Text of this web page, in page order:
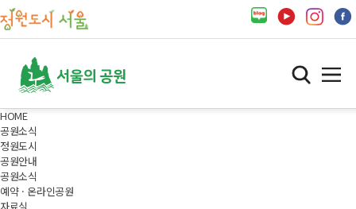
HOME
공원소식
정원도시
공원안내
공원소식
예약 · 온라인공원